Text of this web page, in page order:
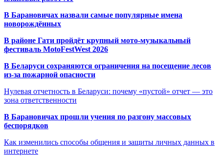
В Барановичах назвали самые популярные имена
новорождённых
В районе Гати пройдёт крупный мото-музыкальный
фестиваль MotoFestWest 2026
В Беларуси сохраняются ограничения на посещение лесов
из-за пожарной опасности
Нулевая отчетность в Беларуси: почему «пустой» отчет — это
зона ответственности
В Барановичах прошли учения по разгону массовых
беспорядков
Как изменились способы общения и защиты личных данных в
интернете